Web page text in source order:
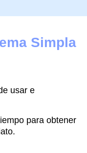
Simpla
usar e
para obtener